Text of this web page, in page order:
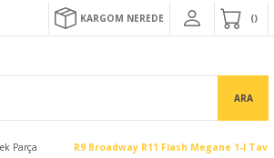
KARGOM NEREDE
ARA
Parça R9 Broadway R11 Flash Megane 1-I